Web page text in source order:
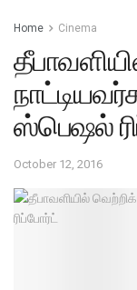
Home Cinema
ஸ்பெஷல்
October 12, 2016